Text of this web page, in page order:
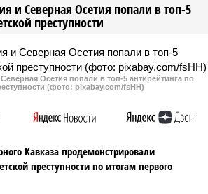
и Северная Осетия попали в топ-5
преступности
Осетия попали в топ-5 антирейтинга по
(фото: pixabay.com/fsHH)
Кавказа продемонстрировали
преступности по итогам первого